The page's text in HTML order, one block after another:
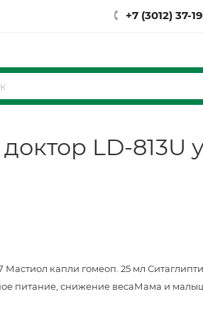
+7 (3012) 37-
LD-
Мастиол капли гомеоп. 25 мл
питание, снижение весаМама и